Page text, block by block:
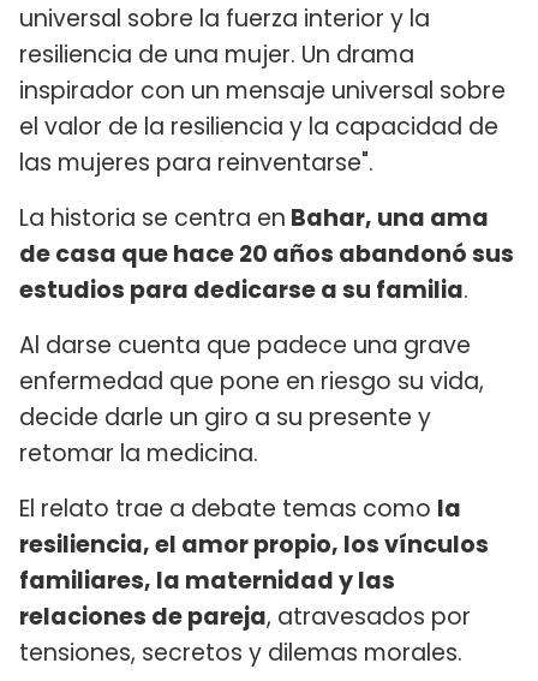
universal sobre la fuerza interior y la
resiliencia de una mujer. Un drama
inspirador con un mensaje universal sobre
el valor de la resiliencia y la capacidad de
las mujeres para reinventarse".
La historia se centra en Bahar, una ama
de casa que hace 20 años abandonó sus
estudios para dedicarse a su familia.
Al darse cuenta que padece una grave
enfermedad que pone en riesgo su vida,
decide darle un giro a su presente y
retomar la medicina.
El relato trae a debate temas como la
resiliencia, el amor propio, los vínculos
familiares, la maternidad y las
relaciones de pareja, atravesados por
tensiones, secretos y dilemas morales.